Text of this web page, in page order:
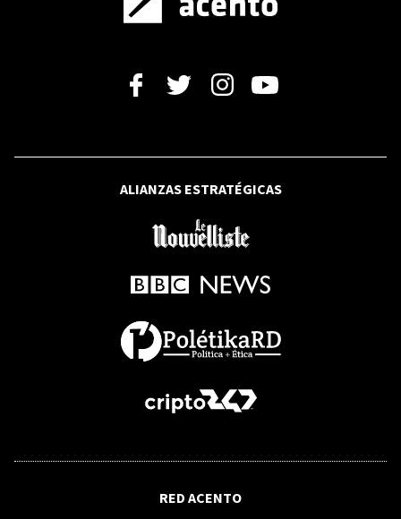
Madrid otra vez en mi corazón
La impugnación jurisdiccional de los
La mentira y la verdad en psiquiatría
de un código nuevo sin un poder judicial
ALIANZAS ESTRATÉGICAS
RED ACENTO